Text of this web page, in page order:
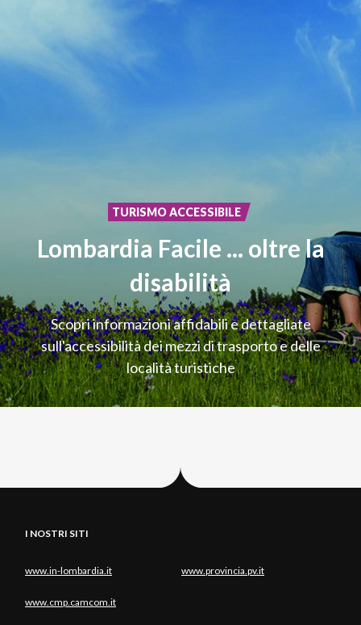
Lombardia Facile ... oltre la
disabilità
Scopri informazioni affidabili e dettagliate
sull'accessibilità dei mezzi di trasporto e delle
località turistiche
TURISMO ACCESSIBILE
I NOSTRI SITI
www.in-lombardia.it www.provincia.pv.it
www.cmp.camcom.it